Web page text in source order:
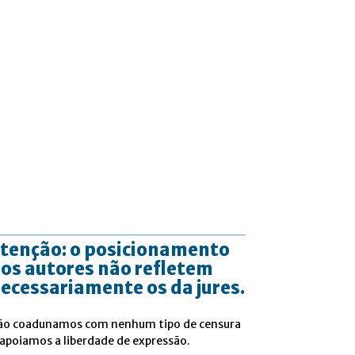
o posicionamento
autores não refletem
os da jures.
coadunamos com nenhum tipo de censura
a liberdade de expressão.